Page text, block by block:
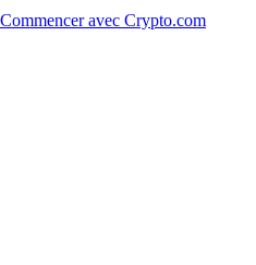
Commencer avec Crypto.com